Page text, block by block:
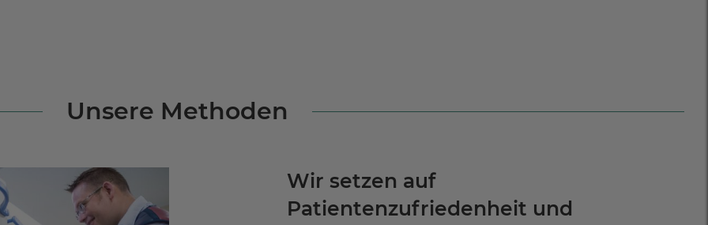
Unsere Methoden
Wir setzen auf
Patientenzufriedenheit und